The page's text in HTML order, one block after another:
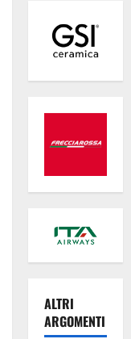
ALTRI
ARGOMENTI